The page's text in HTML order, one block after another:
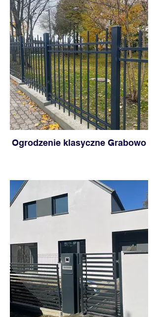
Ogrodzenie klasyczne Grabowo